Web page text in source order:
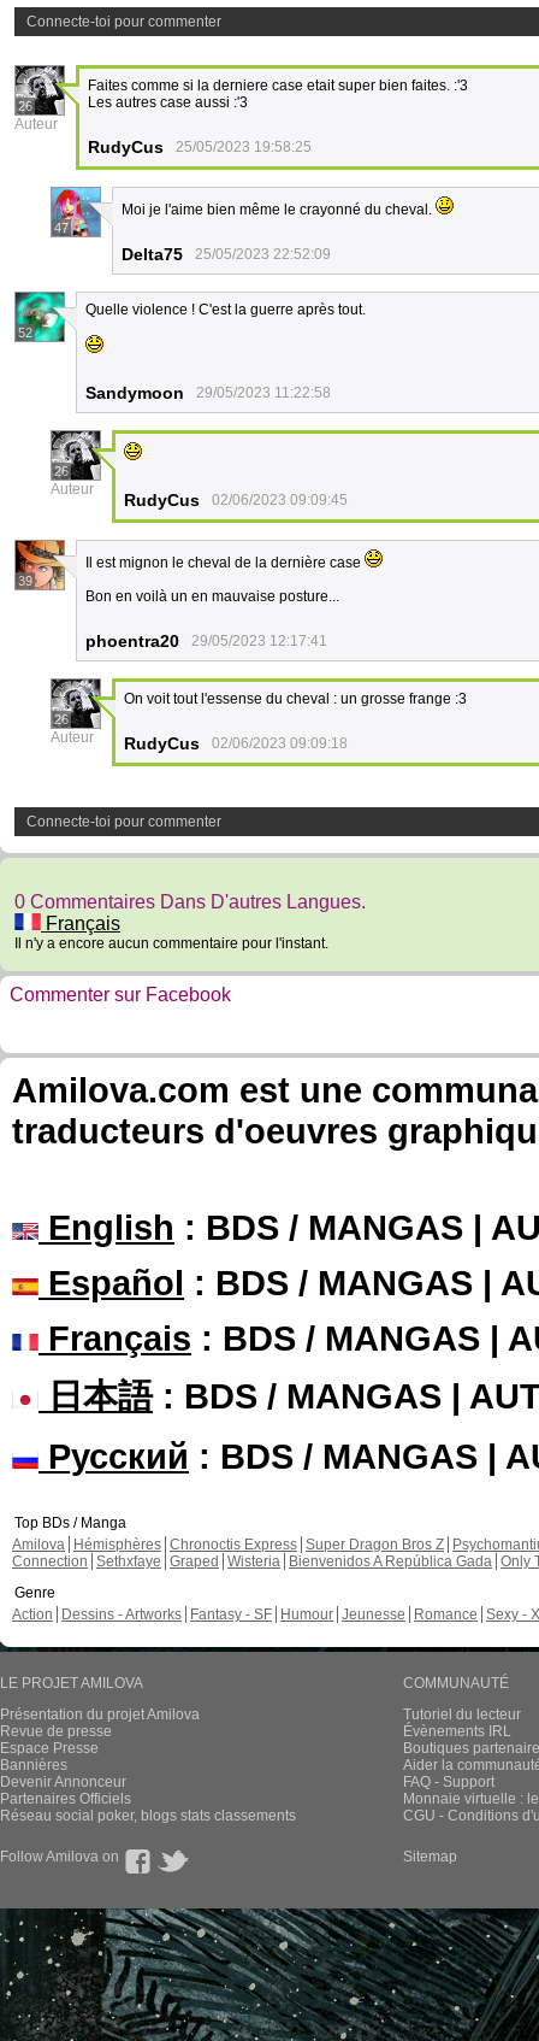
Connecte-toi pour commenter
26
Auteur
Faites comme si la derniere case etait super bien faites. :'3
Les autres case aussi :'3
RudyCus 25/05/2023 19:58:25
47
Moi je l'aime bien même le crayonné du cheval.
Delta75 25/05/2023 22:52:09
52
Quelle violence ! C'est la guerre après tout.
Sandymoon 29/05/2023 11:22:58
26
Auteur
RudyCus 02/06/2023 09:09:45
39
Il est mignon le cheval de la dernière case
Bon en voilà un en mauvaise posture...
phoentra20 29/05/2023 12:17:41
26
Auteur
On voit tout l'essense du cheval : un grosse frange :3
RudyCus 02/06/2023 09:09:18
Connecte-toi pour commenter
0 Commentaires Dans D'autres Langues.
Français
Il n'y a encore aucun commentaire pour l'instant.
Commenter sur Facebook
Amilova.com est une
traducteurs d'oeuvres
English : BDS / MANGAS |
Español : BDS / MANGAS |
Français : BDS / MANGAS |
日本語: BDS / MANGAS |
Русский : BDS / MANGAS |
Top BDs / Manga
Amilova
Hémisphères Chronoctis Express Super Dragon Bros Z
Connection Sethxfaye Graped Wisteria Bienvenidos A República Gada Only
Genre
Action
Dessins - Artworks Fantasy - SF Humour Jeunesse Romance Sexy -
LE PROJET AMILOVA
Présentation du projet Amilova
Revue de presse
Espace Presse
Bannières
Devenir Annonceur
Partenaires Officiels
Réseau social poker, blogs stats classements
COMMUNAUTÉ
Tutoriel du lecteur
Évènements IRL
Boutiques
Aider la
FAQ - Support
Monnaie virtuelle :
CGU - Conditions
Follow Amilova on Sitemap